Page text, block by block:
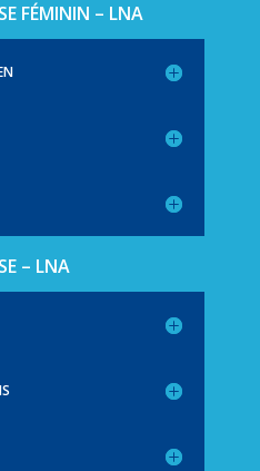
FÉMININ – LNA
– LNA